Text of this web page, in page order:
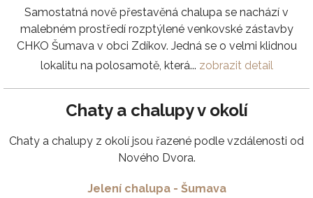
Samostatná nově přestavěná chalupa se nachází v
malebném prostředí rozptýlené venkovské zástavby
CHKO Šumava v obci Zdíkov. Jedná se o velmi klidnou
lokalitu na polosamotě, která... zobrazit detail
Chaty a chalupy v okolí
Chaty a chalupy z okolí jsou řazené podle vzdálenosti od
Nového Dvora.
Jelení chalupa - Šumava